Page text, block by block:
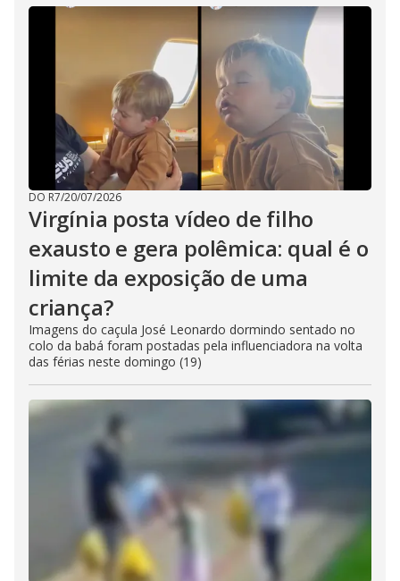
DO R7/20/07/2026
Virgínia posta vídeo de filho
exausto e gera polêmica: qual é o
limite da exposição de uma
criança?
Imagens do caçula José Leonardo dormindo sentado no
colo da babá foram postadas pela influenciadora na volta
das férias neste domingo (19)